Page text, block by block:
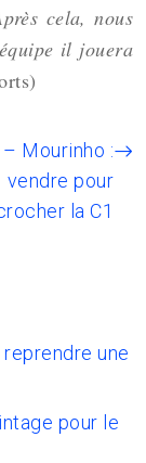
cela, nous
il jouera
– Mourinho :
vendre pour
la C1
une
pour le